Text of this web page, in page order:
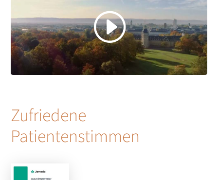
Zufriedene
Patientenstimmen